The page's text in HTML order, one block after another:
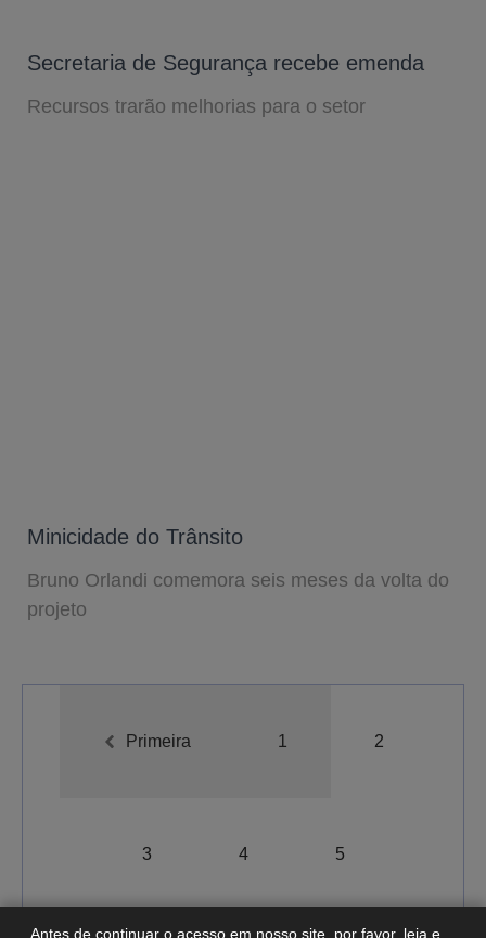
Antes de continuar o acesso em nosso site, por favor, leia e
Secretaria de Segurança recebe emenda
Recursos trarão melhorias para o setor
Minicidade do Trânsito
Bruno Orlandi comemora seis meses da volta do
projeto
Primeira 1 2
3 4 5